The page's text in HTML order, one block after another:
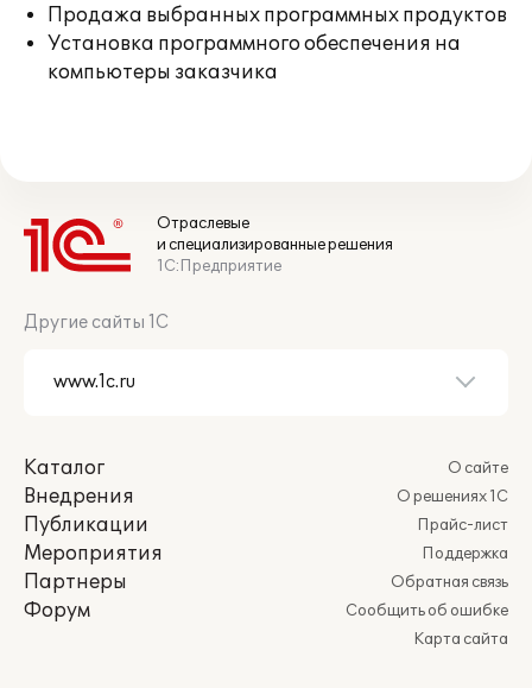
Продажа выбранных программных продуктов
Установка программного обеспечения на
компьютеры заказчика
Отраслевые
и специализированные решения
1С:Предприятие
Другие сайты 1С
Каталог
Внедрения
Публикации
Мероприятия
Партнеры
Форум
О сайте
О решениях 1С
Прайс-лист
Поддержка
Обратная связь
Сообщить об ошибке
Карта сайта